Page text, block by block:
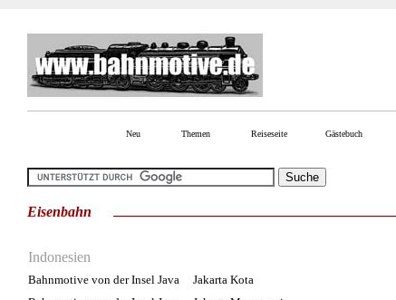
Neu Themen Reiseseite Gästebuch
Eisenbahn
Indonesien
Bahnmotive von der Insel Java JakartaKota